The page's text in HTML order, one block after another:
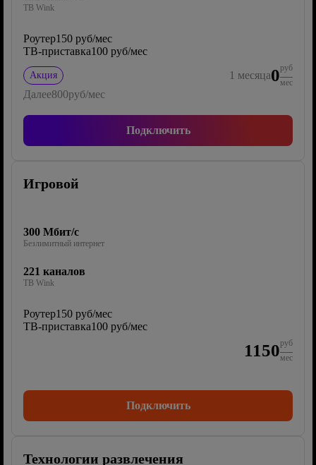
ТВ Wink
Роутер150 руб/мес
ТВ-приставка100 руб/мес
Акция 1 месяца0руб
мес
Далее800руб/мес
Подключить
Игровой
300 Мбит/с
Безлимитный интернет
221 каналов
ТВ Wink
Роутер150 руб/мес
ТВ-приставка100 руб/мес
1150руб
мес
Подключить
Технологии развлечения